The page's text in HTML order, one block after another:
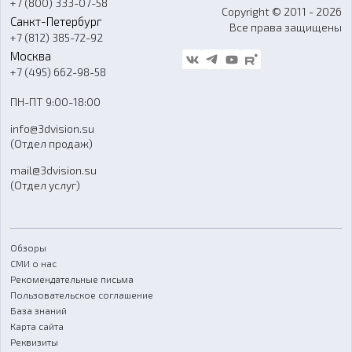
Контакты
Гос. закупки
Стать дилером
Блог
FAQ
Санкт-Петербург
+7 (812) 385-72-92
Москва
+7 (495) 662-98-58
ПН-ПТ 9:00-18:00
info@3dvision.su
(Отдел продаж)
mail@3dvision.su
(Отдел услуг)
Copyright © 2011 - 2026
Все права защищены
Обзоры
СМИ о нас
Рекомендательные письма
Пользовательское соглашение
База знаний
Карта сайта
Реквизиты